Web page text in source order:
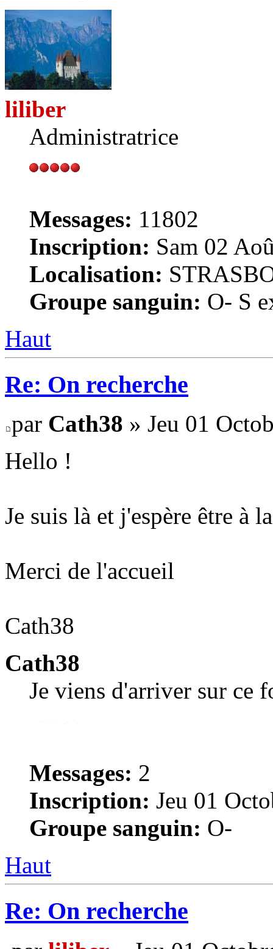
liliber
Administratrice
Messages: 11802
Inscription: Sam 02
Localisation:
Groupe sanguin: O- S
Haut
Re: On recherche
par Cath38 » Jeu 01
Hello !
Je suis là et j'espère être à
Merci de l'accueil
Cath38
Cath38
Je viens d'arriver sur ce
Messages: 2
Inscription: Jeu 01
Groupe sanguin: O-
Haut
Re: On recherche